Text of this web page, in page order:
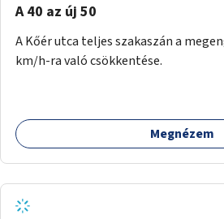
A 40 az új 50
A Kőér utca teljes szakaszán a
km/h-ra való csökkentése.
Megnézem